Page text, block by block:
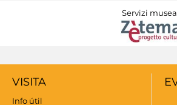
Servizi
VISITA
Info útil